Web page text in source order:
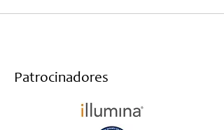
Patrocinadores